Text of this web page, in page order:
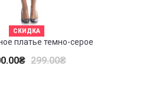
СКИДКА
платье темно-серое
₴ 299.00₴